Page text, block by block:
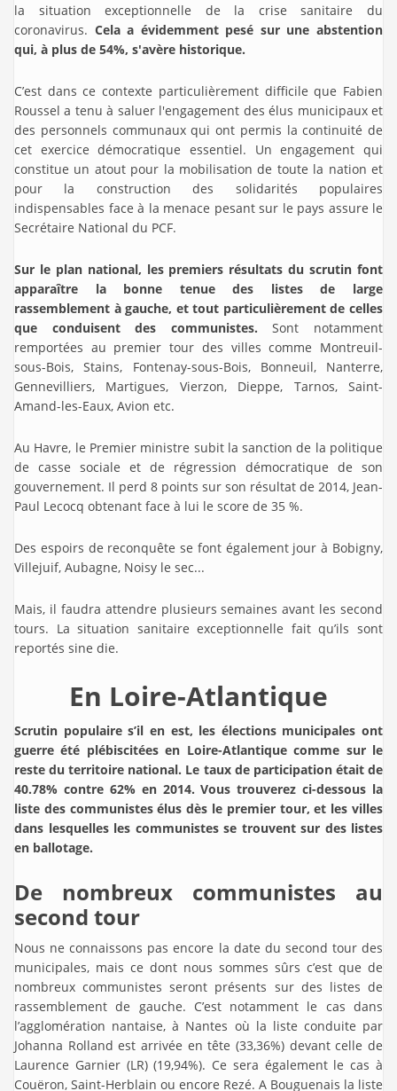
la situation exceptionnelle de la crise sanitaire du
coronavirus. Cela a évidemment pesé sur une abstention
qui, à plus de 54%, s'avère historique.
C’est dans ce contexte particulièrement difficile que Fabien
Roussel a tenu à saluer l'engagement des élus municipaux et
des personnels communaux qui ont permis la continuité de
cet exercice démocratique essentiel. Un engagement qui
constitue un atout pour la mobilisation de toute la nation et
pour la construction des solidarités populaires
indispensables face à la menace pesant sur le pays assure le
Secrétaire National du PCF.
Sur le plan national, les premiers résultats du scrutin font
apparaître la bonne tenue des listes de large
rassemblement à gauche, et tout particulièrement de celles
que conduisent des communistes. Sont notamment
remportées au premier tour des villes comme Montreuil-
sous-Bois, Stains, Fontenay-sous-Bois, Bonneuil, Nanterre,
Gennevilliers, Martigues, Vierzon, Dieppe, Tarnos, Saint-
Amand-les-Eaux, Avion etc.
Au Havre, le Premier ministre subit la sanction de la politique
de casse sociale et de régression démocratique de son
gouvernement. Il perd 8 points sur son résultat de 2014, Jean-
Paul Lecocq obtenant face à lui le score de 35 %.
Des espoirs de reconquête se font également jour à Bobigny,
Villejuif, Aubagne, Noisy le sec...
Mais, il faudra attendre plusieurs semaines avant les second
tours. La situation sanitaire exceptionnelle fait qu’ils sont
reportés sine die.
En Loire-Atlantique
Scrutin populaire s’il en est, les élections municipales ont
guerre été plébiscitées en Loire-Atlantique comme sur le
reste du territoire national. Le taux de participation était de
40.78% contre 62% en 2014. Vous trouverez ci-dessous la
liste des communistes élus dès le premier tour, et les villes
dans lesquelles les communistes se trouvent sur des listes
en ballotage.
De nombreux communistes au
second tour
Nous ne connaissons pas encore la date du second tour des
municipales, mais ce dont nous sommes sûrs c’est que de
nombreux communistes seront présents sur des listes de
rassemblement de gauche. C’est notamment le cas dans
l’agglomération nantaise, à Nantes où la liste conduite par
Johanna Rolland est arrivée en tête (33,36%) devant celle de
Laurence Garnier (LR) (19,94%). Ce sera également le cas à
Couëron, Saint-Herblain ou encore Rezé. A Bouguenais la liste